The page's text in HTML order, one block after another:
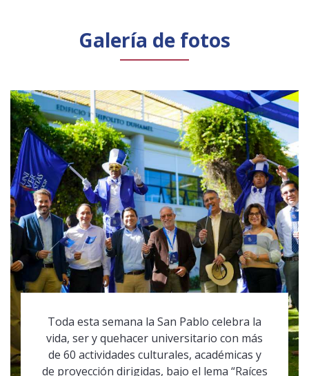
Galería de fotos
Toda esta semana la San Pablo celebra la
vida, ser y quehacer universitario con más
de 60 actividades culturales, académicas y
de proyección dirigidas, bajo el lema “Raíces